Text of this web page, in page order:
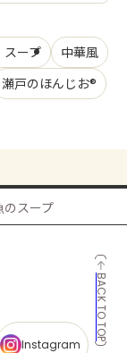
スープ
中華風
瀬戸のほんじお®
のスープ
BACK TO TOP
Instagram